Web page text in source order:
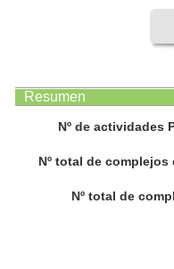
Los datos publicados
emisiones por encima de
Resumen
Nº de actividades
Nº total de
Nº total de